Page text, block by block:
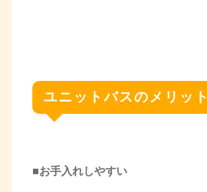
ユニットバスのメリット
■お手入れしやすい